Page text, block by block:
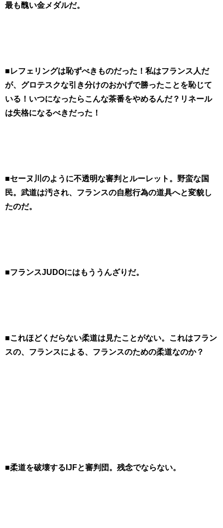
最も醜い金メダルだ。
■レフェリングは恥ずべきものだった！私はフランス人だ
が、グロテスクな引き分けのおかげで勝ったことを恥じて
いる！いつになったらこんな茶番をやめるんだ？リネール
は失格になるべきだった！
■セーヌ川のように不透明な審判とルーレット。野蛮な国
民。武道は汚され、フランスの自慰行為の道具へと変貌し
たのだ。
■フランスJUDOにはもううんざりだ。
■これほどくだらない柔道は見たことがない。これはフラン
スの、フランスによる、フランスのための柔道なのか？
■柔道を破壊するIJFと審判団。残念でならない。